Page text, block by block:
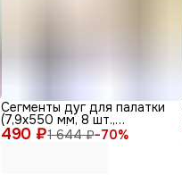
490 ₽1 644 ₽−70%
Сегменты дуг для палатки
(7,9х550 мм, 8 шт.,
фиберглас) + эластичный
шнур (5 метров)